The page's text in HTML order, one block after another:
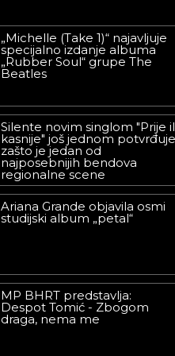
„Michelle (Take 1)“ najavljuje
specijalno izdanje albuma
„Rubber Soul“ grupe The
Beatles
Silente novim singlom "Prije
kasnije" još jednom potvrđuje
zašto je jedan od
najposebnijih bendova
regionalne scene
Ariana Grande objavila osmi
studijski album „petal“
MP BHRT predstavlja:
Despot Tomić - Zbogom
draga, nema me